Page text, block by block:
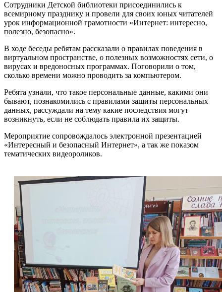
Сотрудники Детской библиотеки присоединились к
всемирному празднику и провели для своих юных читателей
урок информационной грамотности «Интернет: интересно,
полезно, безопасно».
В ходе​ беседы ребятам рассказали​ о​ правилах​ поведения в
виртуальном пространстве, о полезных возможностях сети, о
вирусах и вредоносных программах. Поговорили о том,
сколько времени можно проводить за компьютером.
Ребята узнали, что такое​ персональные​ данные, какими они
бывают, познакомились с правилами защиты персональных
данных, рассуждали на тему какие последствия могут
возникнуть, если не соблюдать правила их защиты.
Мероприятие сопровождалось электронной презентацией
«Интересный и безопасный Интернет», а так же показом
тематических​ видеороликов.